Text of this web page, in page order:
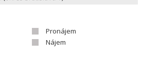
Pronájem
Nájem